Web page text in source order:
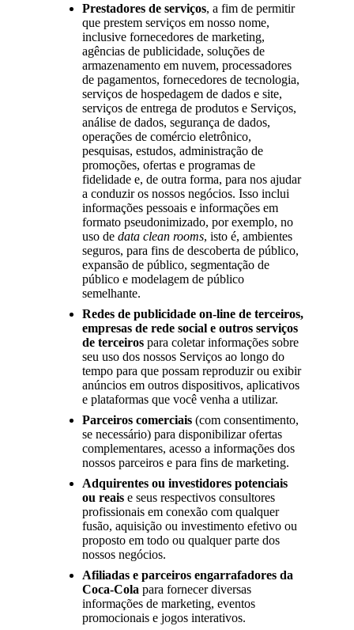
Prestadores de serviços, a fim de permitir
que prestem serviços em nosso nome,
inclusive fornecedores de marketing,
agências de publicidade, soluções de
armazenamento em nuvem, processadores
de pagamentos, fornecedores de tecnologia,
serviços de hospedagem de dados e site,
serviços de entrega de produtos e Serviços,
análise de dados, segurança de dados,
operações de comércio eletrônico,
pesquisas, estudos, administração de
promoções, ofertas e programas de
fidelidade e, de outra forma, para nos ajudar
a conduzir os nossos negócios. Isso inclui
informações pessoais e informações em
formato pseudonimizado, por exemplo, no
uso de data clean rooms, isto é, ambientes
seguros, para fins de descoberta de público,
expansão de público, segmentação de
público e modelagem de público
semelhante.
Redes de publicidade on-line de terceiros,
empresas de rede social e outros serviços
de terceiros para coletar informações sobre
seu uso dos nossos Serviços ao longo do
tempo para que possam reproduzir ou exibir
anúncios em outros dispositivos, aplicativos
e plataformas que você venha a utilizar.
Parceiros comerciais (com consentimento,
se necessário) para disponibilizar ofertas
complementares, acesso a informações dos
nossos parceiros e para fins de marketing.
Adquirentes ou investidores potenciais
ou reais e seus respectivos consultores
profissionais em conexão com qualquer
fusão, aquisição ou investimento efetivo ou
proposto em todo ou qualquer parte dos
nossos negócios.
Afiliadas e parceiros engarrafadores da
Coca-Cola para fornecer diversas
informações de marketing, eventos
promocionais e jogos interativos.